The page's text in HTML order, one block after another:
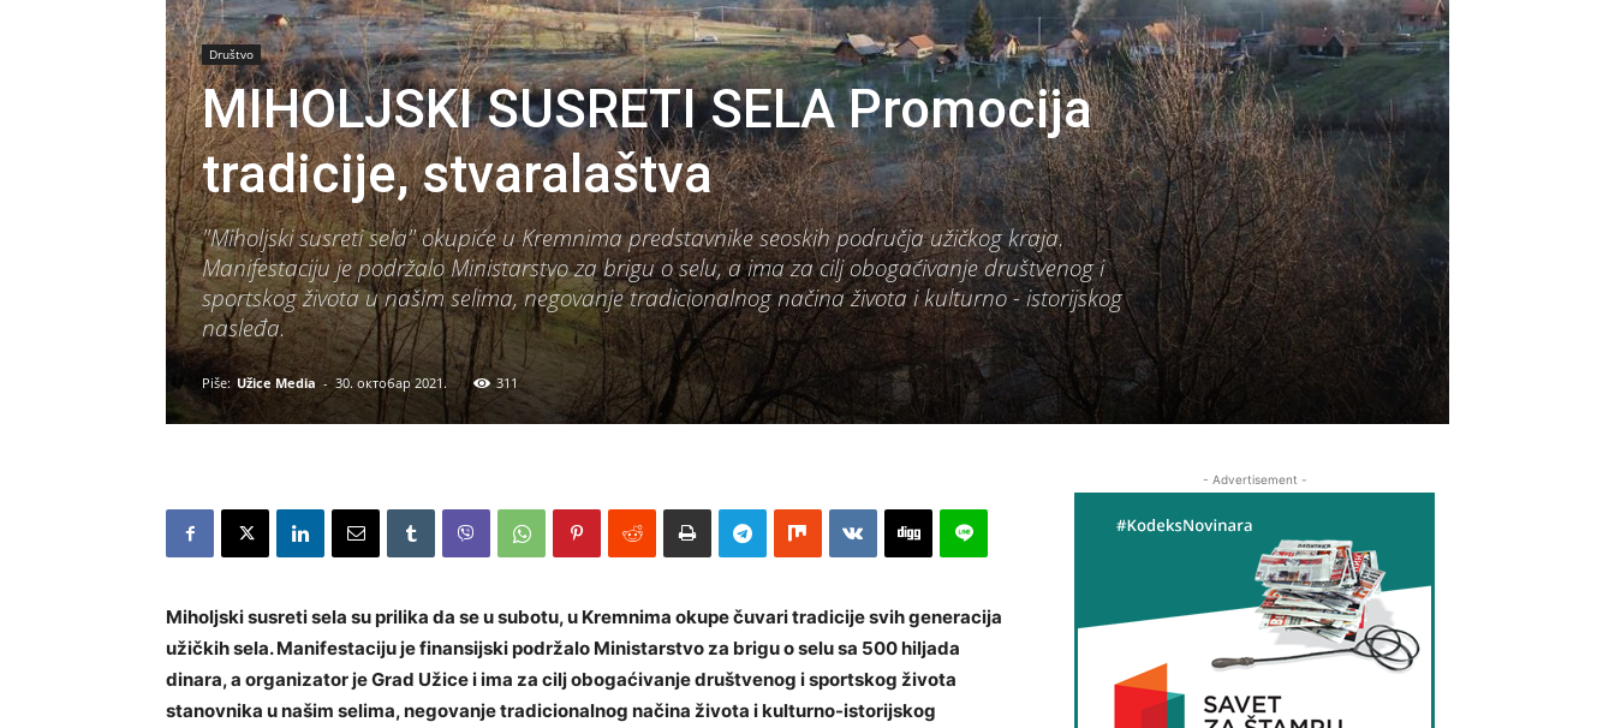
Društvo
MIHOLJSKI SUSRETI SELA Promocija
tradicije, stvaralaštva
"Miholjski susreti sela" okupiće u Kremnima predstavnike seoskih područja užičkog kraja.
Manifestaciju je podržalo Ministarstvo za brigu o selu, a ima za cilj obogaćivanje društvenog i
sportskog života u našim selima, negovanje tradicionalnog načina života i kulturno - istorijskog
nasleđa.
Piše: Užice Media - 30. октобар 2021. 311
Miholjski susreti sela su prilika da se u subotu, u Kremnima okupe čuvari tradicije svih generacija
užičkih sela. Manifestaciju je finansijski podržalo Ministarstvo za brigu o selu sa 500 hiljada
dinara, a organizator je Grad Užice i ima za cilj obogaćivanje društvenog i sportskog života
stanovnika u našim selima, negovanje tradicionalnog načina života i kulturno-istorijskog
- Advertisement -